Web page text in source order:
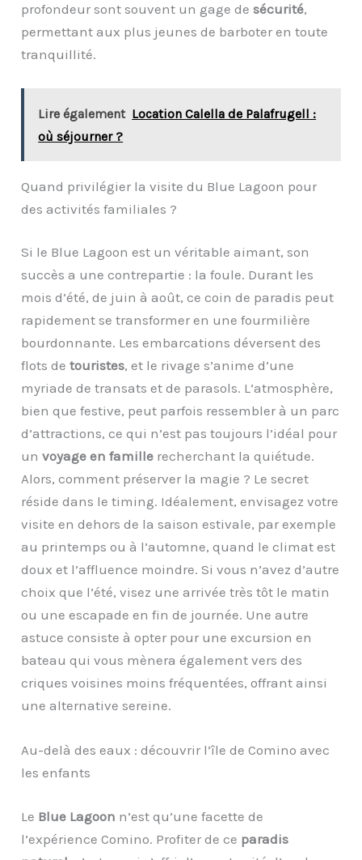
profondeur sont souvent un gage desécurité,
permettant aux plus jeunes de barboter en toute
tranquillité.
Lire également Location Calella de Palafrugell :
où séjourner ?
Quand privilégier la visite du Blue Lagoon pour
des activités familiales ?
Si le Blue Lagoon est un véritable aimant, son
succès a une contrepartie : la foule. Durant les
mois d’été, de juin à août, ce coin de paradis peut
rapidement se transformer en une fourmilière
bourdonnante. Les embarcations déversent des
flots detouristes, et le rivage s’anime d’une
myriade de transats et de parasols. L’atmosphère,
bien que festive, peut parfois ressembler à un parc
d’attractions, ce qui n’est pas toujours l’idéal pour
unvoyage en famille recherchant la quiétude.
Alors, comment préserver la magie ? Le secret
réside dans le timing. Idéalement, envisagez votre
visite en dehors de la saison estivale, par exemple
au printemps ou à l’automne, quand le climat est
doux et l’affluence moindre. Si vous n’avez d’autre
choix que l’été, visez une arrivée très tôt le matin
ou une escapade en fin de journée. Une autre
astuce consiste à opter pour une excursion en
bateau qui vous mènera également vers des
criques voisines moins fréquentées, offrant ainsi
une alternative sereine.
Au-delà des eaux : découvrir l’île de Comino avec
les enfants
Le Blue Lagoon n’est qu’une facette de
l’expérience Comino. Profiter de ce paradis